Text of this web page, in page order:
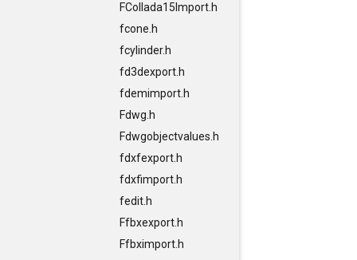
FCollada15Import.h
fcone.h
fcylinder.h
fd3dexport.h
fdemimport.h
Fdwg.h
Fdwgobjectvalues.h
fdxfexport.h
fdxfimport.h
fedit.h
Ffbxexport.h
Ffbximport.h